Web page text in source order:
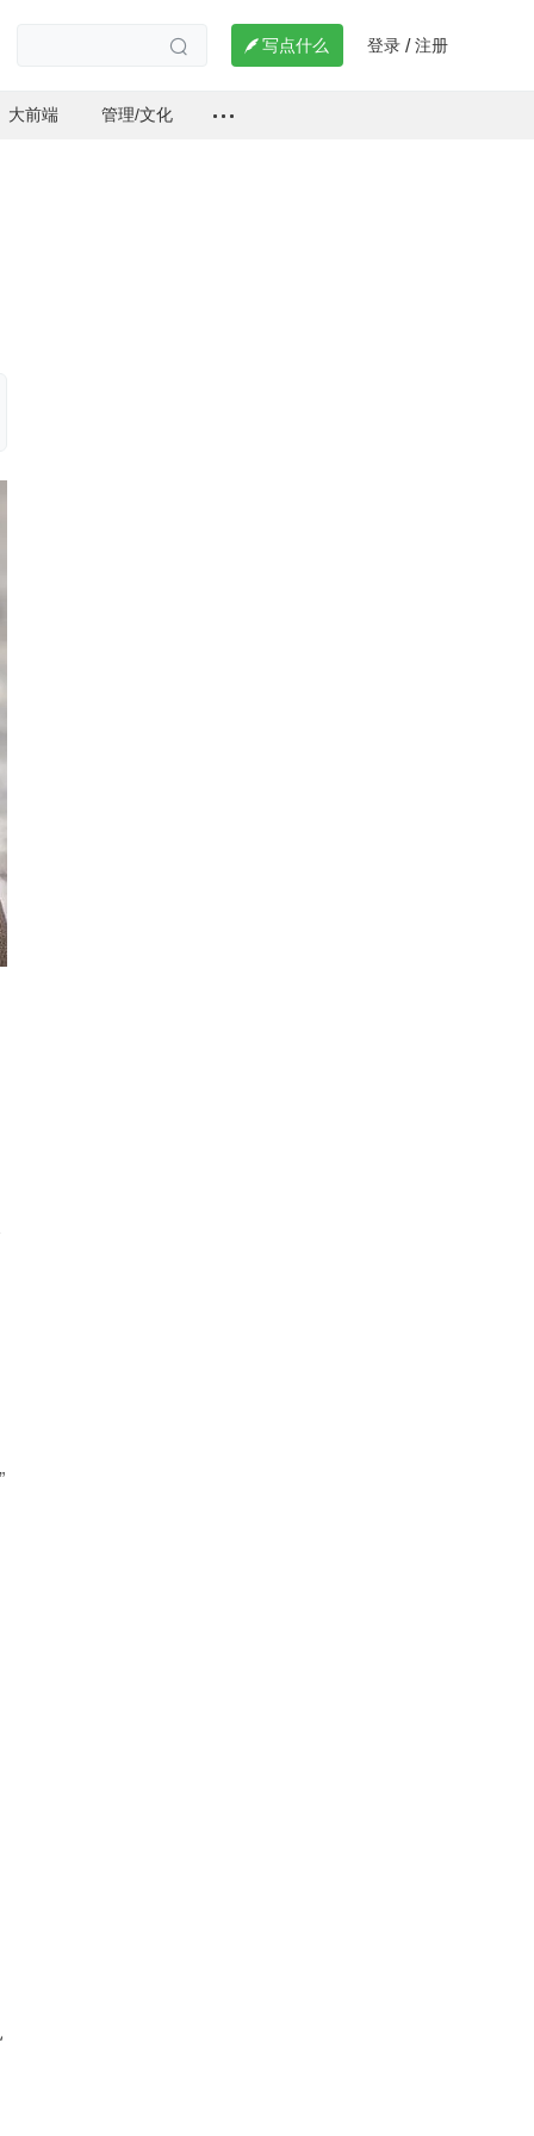
  写点什么 登录 / 注册
大前端 管理/文化